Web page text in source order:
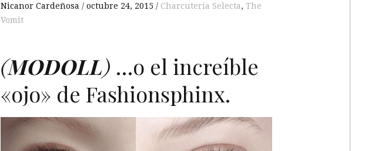
Nicanor Cardeñosa octubre 24, 2015 Charcutería Selecta, The
Vomit
(MODOLL) …o el increíble
«ojo» de Fashionsphinx.